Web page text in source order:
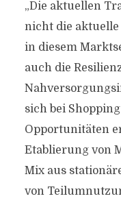
„Die aktuellen
nicht die
in diesem
auch die
sich bei
Opportunitäten
Etablierung von
Mix aus
von